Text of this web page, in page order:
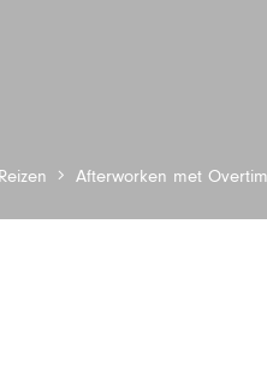
Afterworken met